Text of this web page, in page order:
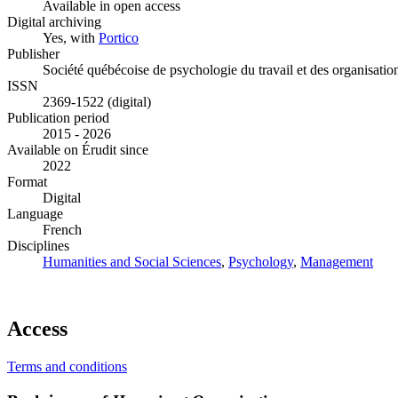
Available in open access
Digital archiving
Yes, with Portico
Publisher
Société québécoise de psychologie du travail et des
ISSN
2369-1522 (digital)
Publication period
2015 - 2026
Available on Érudit since
2022
Format
Digital
Language
French
Disciplines
Humanities and Social Sciences, Psychology, Management
Access
Terms and conditions